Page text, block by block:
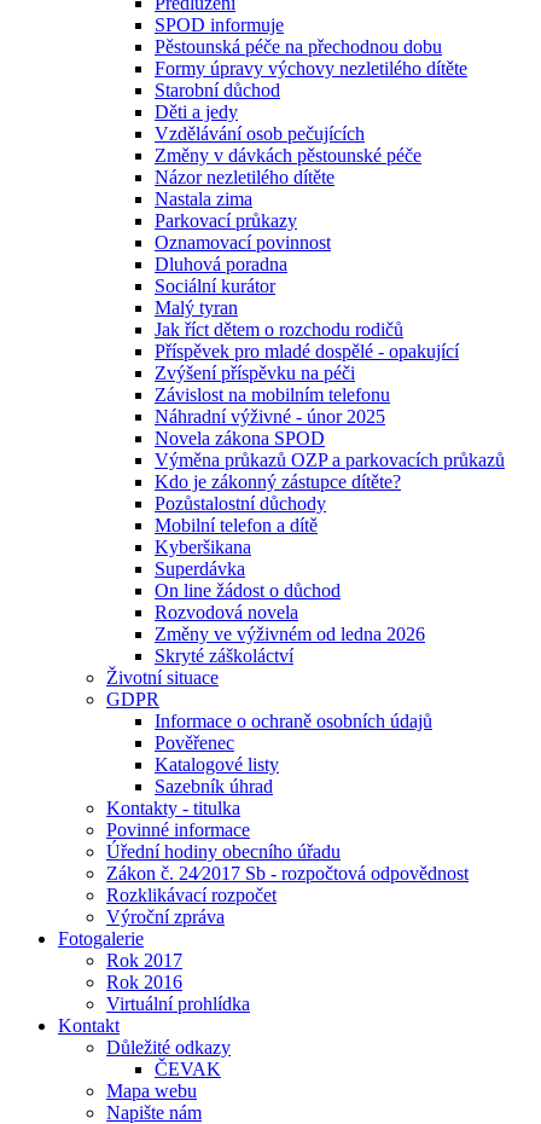
SPOD informuje
Pěstounská péče na přechodnou dobu
Formy úpravy výchovy nezletilého dítěte
Starobní důchod
Děti a jedy
Vzdělávání osob pečujících
Změny v dávkách pěstounské péče
Názor nezletilého dítěte
Nastala zima
Parkovací průkazy
Oznamovací povinnost
Dluhová poradna
Sociální kurátor
Malý tyran
Jak říct dětem o rozchodu rodičů
Příspěvek pro mladé dospělé - opakující
Zvýšení příspěvku na péči
Závislost na mobilním telefonu
Náhradní výživné - únor 2025
Novela zákona SPOD
Výměna průkazů OZP a parkovacích průkazů
Kdo je zákonný zástupce dítěte?
Pozůstalostní důchody
Mobilní telefon a dítě
Kyberšikana
Superdávka
On line žádost o důchod
Rozvodová novela
Změny ve výživném od ledna 2026
Skryté záškoláctví
Životní situace
GDPR
Informace o ochraně osobních údajů
Pověřenec
Katalogové listy
Sazebník úhrad
Kontakty - titulka
Povinné informace
Úřední hodiny obecního úřadu
Zákon č. 24⁄2017 Sb - rozpočtová odpovědnost
Rozklikávací rozpočet
Výroční zpráva
Fotogalerie
Rok 2017
Rok 2016
Virtuální prohlídka
Kontakt
Důležité odkazy
ČEVAK
Mapa webu
Napište nám